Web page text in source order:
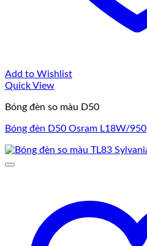
Add to Wishlist
Quick View
Bóng đèn so màu D50
Bóng đèn D50 Osram L18W/950